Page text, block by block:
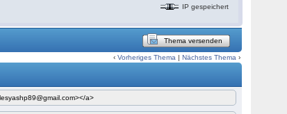
IP gespeichert
Thema versenden
‹Vorheriges Thema |Nächstes Thema ›